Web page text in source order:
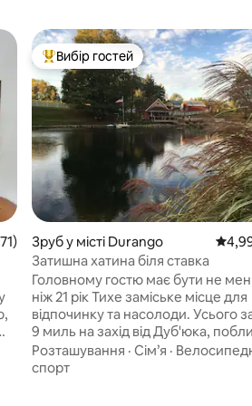
4,85 з 5, відгуки: 171
Топ вибір гостей
Вибір гостей
Зруб у місті Durango
Затишна хатина біля ставка
Головному гостю має бути не
ніж 21 рік Тихе заміське місце для
відпочинку та насолоди. Усього за
9 миль на захід від Дуб'юка,
виноробень, історичної стежки та
курорту Sundown Mountain Resort.
Розташування · Сім’я ·
спорт